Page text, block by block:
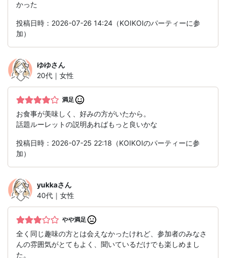
かった
投稿日時：2026-07-26 14:24（KOIKOIのパーティーに参
加）
ゆゆさん
20代｜女性
満足
お食事が美味しく、好みの方がいたから。
話題ルーレットの説明あればもっと良いかな
投稿日時：2026-07-25 22:18（KOIKOIのパーティーに参
加）
yukkaさん
40代｜女性
やや満足
全く同じ趣味の方とは会えなかったけれど、参加者のみなさ
んの雰囲気がとてもよく、聞いているだけでも楽しめまし
た。